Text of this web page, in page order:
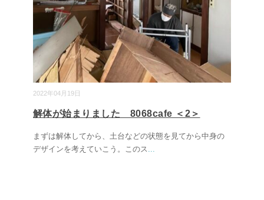
2022年04月19日
解体が始まりました 8068cafe ＜2＞
まずは解体してから、土台などの状態を見てから中身の
デザインを考えていこう。このス